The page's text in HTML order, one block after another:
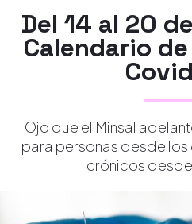
Del 14 al 20
Calendario
Ojo que el Minsal
para personas desde los
crónicos desde